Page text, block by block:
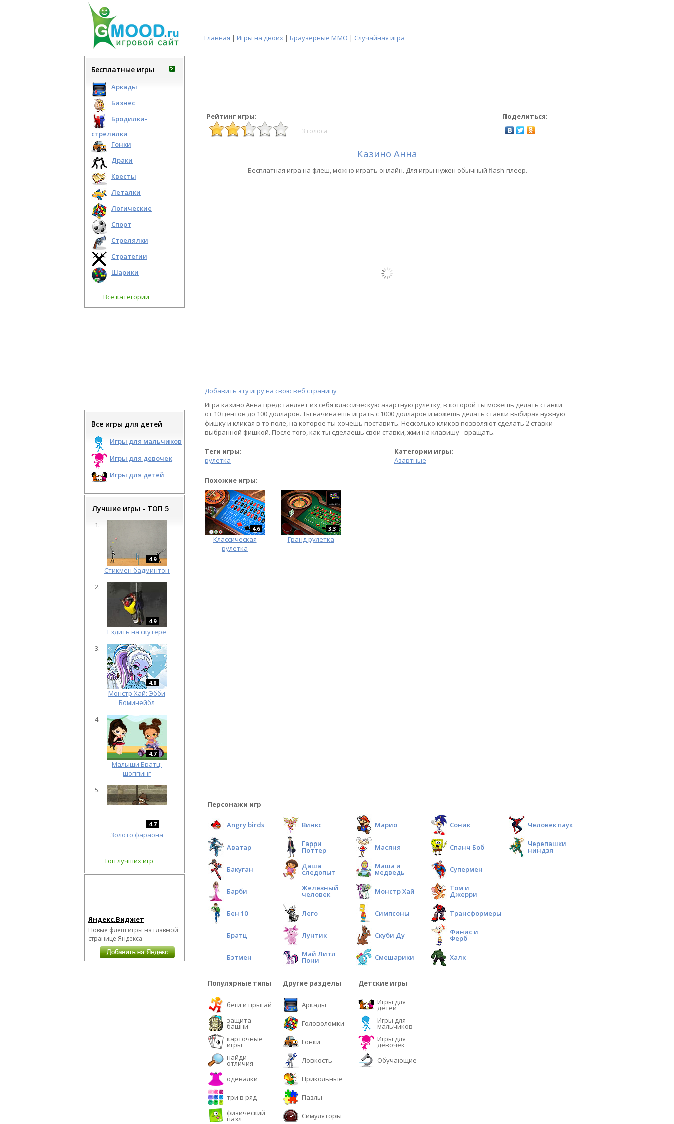
Главная | Игры на двоих | Браузерные MMO | Случайная игра
Бесплатные игры
Аркады
Бизнес
Бродилки-
стрелялки
Гонки
Драки
Квесты
Леталки
Логические
Спорт
Стрелялки
Стратегии
Шарики
Все категории
Все игры для детей
Игры для мальчиков
Игры для девочек
Игры для детей
Лучшие игры - ТОП 5
4.9
Cтикмен бадминтон
4.9
Ездить на скутере
4.8
Монстр Хай: Эбби
Боминейбл
4.7
Малыши Братц:
шоппинг
4.7
Золото фараона
Топ лучших игр
Яндекс.Виджет
Новые флеш игры на главной
странице Яндекса
Рейтинг игры: Поделиться:
3 голоса
Казино Анна
Бесплатная игра на флеш, можно играть онлайн. Для игры нужен обычный flash плеер.
Добавить эту игру на свою веб страницу
Игра казино Анна представляет из себя классическую азартную рулетку, в которой ты можешь делать ставки
от 10 центов до 100 долларов. Ты начинаешь играть с 1000 долларов и можешь делать ставки выбирая нужную
фишку и кликая в то поле, на которое ты хочешь поставить. Несколько кликов позволяют сделать 2 ставки
выбранной фишкой. После того, как ты сделаешь свои ставки, жми на клавишу - вращать.
Теги игры:
Категории игры:
рулетка
Азартные
Похожие игры:
4.6
Классическая
рулетка
3.3
Гранд рулетка
Персонажи игр
Angry birds
Аватар
Бакуган
Барби
Бен 10
Братц
Бэтмен
Винкс
Гарри
Поттер
Даша
следопыт
Железный
человек
Лего
Лунтик
Май Литл
Пони
Марио
Масяня
Маша и
медведь
Монстр Хай
Симпсоны
Скуби Ду
Смешарики
Соник
Спанч Боб
Супермен
Том и
Джерри
Трансформеры
Финис и
Ферб
Халк
Человек паук
Черепашки
ниндзя
Популярные типы
беги и прыгай
защита
башни
карточные
игры
найди
отличия
одевалки
три в ряд
физический
пазл
Другие разделы
Аркады
Головоломки
Гонки
Ловкость
Прикольные
Пазлы
Симуляторы
Детские игры
Игры для
детей
Игры для
мальчиков
Игры для
девочек
Обучающие